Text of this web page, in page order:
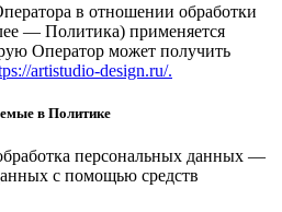
в отношении обработки
— Политика) применяется
Оператор может получить
artistudio-design.ru/.
в Политике
персональных данных —
с помощью средств